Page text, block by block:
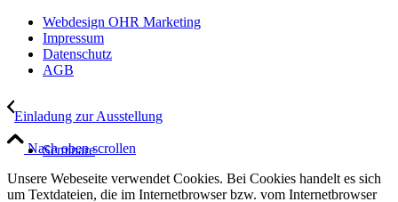
Seminare
Webdesign OHR Marketing
Impressum
Datenschutz
AGB
Einladung zur Ausstellung
Nach oben scrollen
Unsere Webeseite verwendet Cookies. Bei Cookies handelt es sich
um Textdateien, die im Internetbrowser bzw. vom Internetbrowser